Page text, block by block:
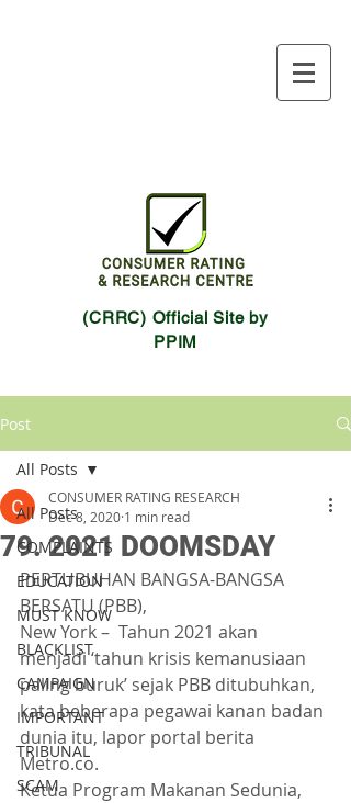
(CRRC) Official Site by
PPIM
Post
All Posts
COMPLAINTS
EDUCATION
MUST KNOW
BLACKLIST
CAMPAIGN
IMPORTANT
TRIBUNAL
SCAM
All Posts
79. 2021 DOOMSDAY
CONSUMER RATING RESEARCH
Dec 8, 2020 1 min read
PERTUBUHAN BANGSA-BANGSA
BERSATU (PBB),
New York –  Tahun 2021 akan
menjadi ‘tahun krisis kemanusiaan
paling buruk’ sejak PBB ditubuhkan,
kata beberapa pegawai kanan badan
dunia itu, lapor portal berita
Metro.co.
Ketua Program Makanan Sedunia,